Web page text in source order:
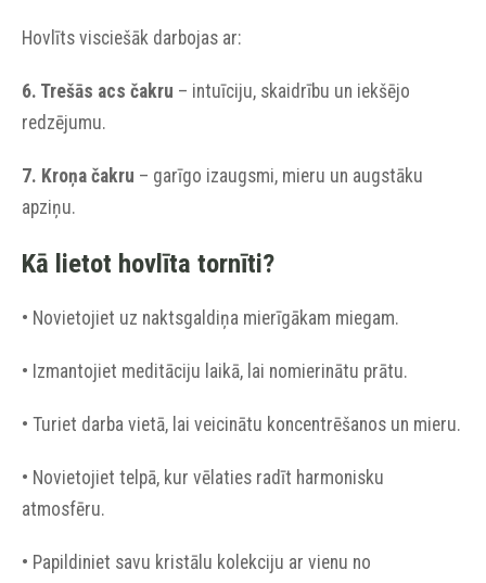
Hovlīts visciešāk darbojas ar:
6. Trešās acs čakru – intuīciju, skaidrību un iekšējo
redzējumu.
7. Kroņa čakru – garīgo izaugsmi, mieru un augstāku
apziņu.
Kā lietot hovlīta tornīti?
• Novietojiet uz naktsgaldiņa mierīgākam miegam.
• Izmantojiet meditāciju laikā, lai nomierinātu prātu.
• Turiet darba vietā, lai veicinātu koncentrēšanos un mieru.
• Novietojiet telpā, kur vēlaties radīt harmonisku
atmosfēru.
• Papildiniet savu kristālu kolekciju ar vienu no